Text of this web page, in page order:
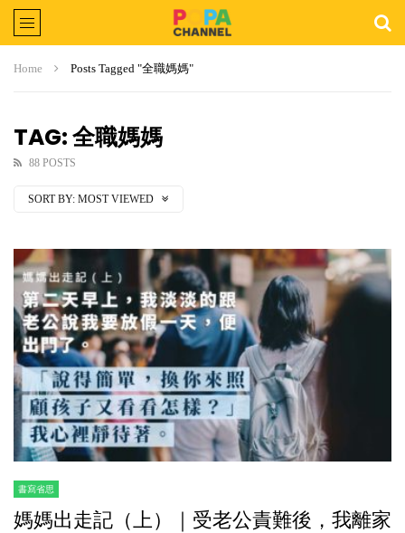
Home Posts Tagged "全職媽媽"
TAG: 全職媽媽
88 POSTS
SORT BY: MOST VIEWED
書寫省思
媽媽出走記（上）｜受老公責難後，我離家